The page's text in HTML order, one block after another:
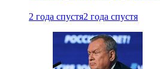
2 года спустя2 года спустя